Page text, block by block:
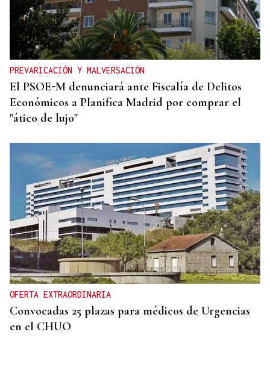
PREVARICACIÓN Y MALVERSACIÓN
El PSOE-M denunciará ante Fiscalía de Delitos
Económicos a Planifica Madrid por comprar el
"ático de lujo"
OFERTA EXTRAORDINARIA
Convocadas 25 plazas para médicos de Urgencias
en el CHUO